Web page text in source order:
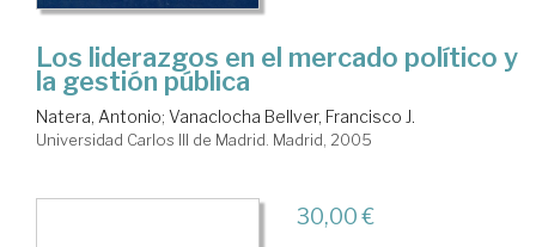
Los liderazgos en el mercado político y
la gestión pública
Natera, Antonio; Vanaclocha Bellver, Francisco J.
Universidad Carlos III de Madrid. Madrid, 2005
30,00 €